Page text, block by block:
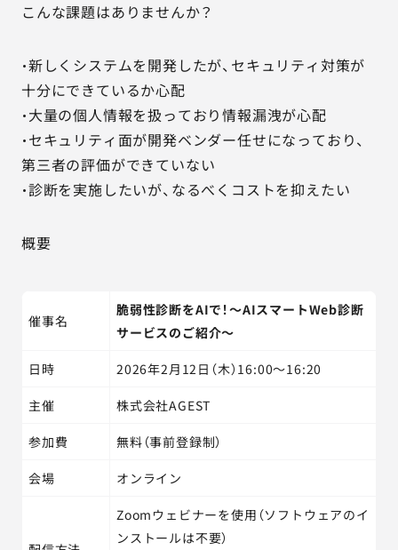
こんな課題はありませんか？
・新しくシステムを開発したが、セキュリティ対策が
十分にできているか心配
・大量の個人情報を扱っており情報漏洩が心配
・セキュリティ面が開発ベンダー任せになっており、
第三者の評価ができていない
・診断を実施したいが、なるべくコストを抑えたい
概要
催事名
脆弱性診断をAIで！～AIスマートWeb診断
サービスのご紹介～
日時 2026年2月12日（木）16:00～16:20
主催 株式会社AGEST
参加費 無料（事前登録制）
会場 オンライン
Zoomウェビナーを使用（ソフトウェアのイ
ンストールは不要）